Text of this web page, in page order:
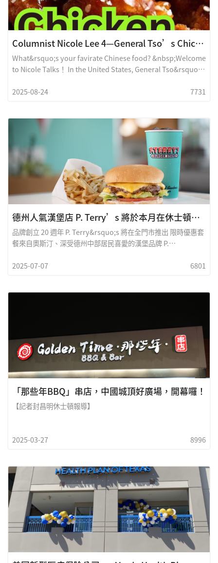
Columnist Nicole Lee 4—General Tso’s Chicken story!左宗鸡的故事！
What&rsquo;s your favirate Chinese food? &nbsp;Welcome
to Nicole Talks！ In the United States, General Tso&rsquo;s
American has tried it, and most absolutely love it. But
2025-08-24 7731
德州人氣漢堡店 P. Terry’s 將於本月在休士頓再開新店
品牌創立 20 週年 P. Terry&rsquo;s 將在全門市推出 限時優惠套
餐來自奧斯汀、深受德州中部居民喜愛的漢堡品牌 P.
些時候，該品牌將在休士頓地區 Richmond開設第三家分店，繼
名的速食品牌，似乎正積極落實其「深耕休士頓周邊郊區」的戰
略布局&mdash;&mdash;這些地區不僅交通便利，更可有效連
接奧斯汀供應鏈。事實上，這家即將開幕的里士滿
2025-07-07 6801
「那些年BBQ」串店，中國城頂好廣場，開幕囉！
【記者封昌明休士頓報導】
2025-03-27 8996